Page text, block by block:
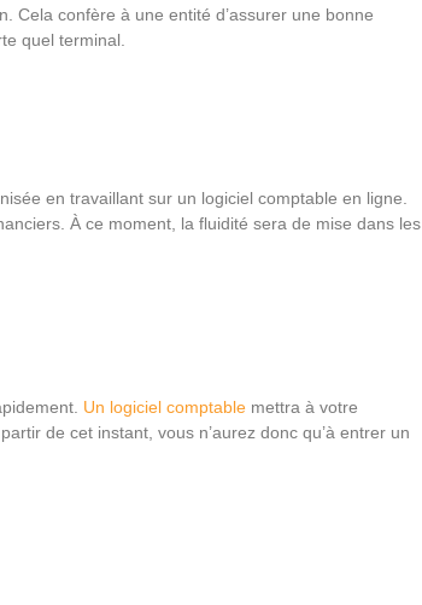
Cela confère à une entité d’assurer une bonne
quel terminal.
en travaillant sur un logiciel comptable en ligne.
À ce moment, la fluidité sera de mise dans les
Un logiciel comptable mettra à votre
de cet instant, vous n’aurez donc qu’à entrer un